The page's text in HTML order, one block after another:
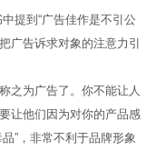
航
提到“广告佳作是不引公
广告诉求对象的注意力引
为广告了。你不能让人
让他们因为对你的产品感
”，非常不利于品牌形象